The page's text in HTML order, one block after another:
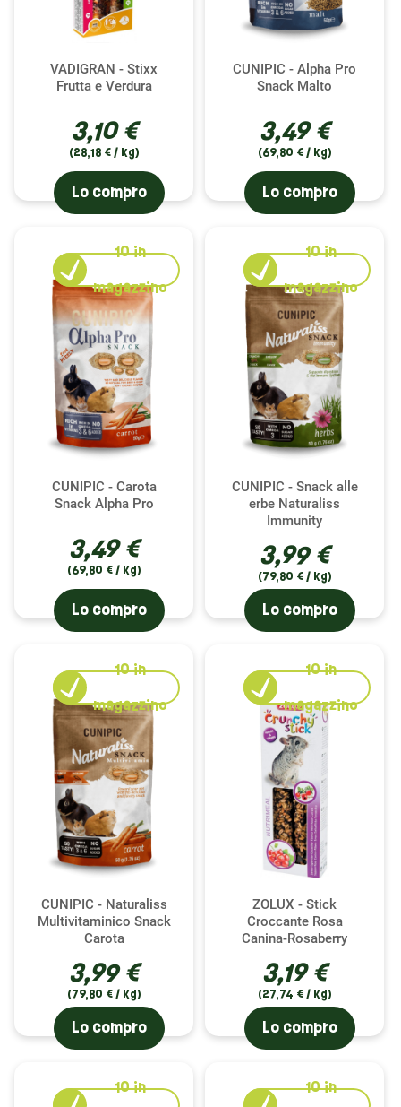
VADIGRAN - Stixx
Frutta e Verdura
3,10 €
(28,18 € / kg)
Lo compro
CUNIPIC - Alpha Pro
Snack Malto
3,49 €
(69,80 € / kg)
Lo compro
CUNIPIC - Carota
Snack Alpha Pro
3,49 €
(69,80 € / kg)
10in
magazzino
Lo compro
CUNIPIC - Snack alle
erbe Naturaliss
Immunity
3,99 €
(79,80 € / kg)
10in
magazzino
Lo compro
CUNIPIC - Naturaliss
Multivitaminico Snack
Carota
3,99 €
(79,80 € / kg)
10in
magazzino
Lo compro
ZOLUX - Stick
Croccante Rosa
Canina-Rosaberry
3,19 €
(27,74 € / kg)
10in
magazzino
Lo compro
10in 10in